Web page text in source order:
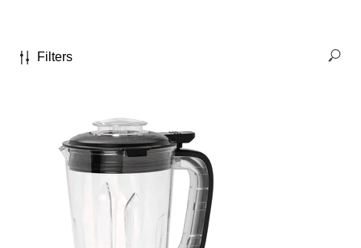
Filters